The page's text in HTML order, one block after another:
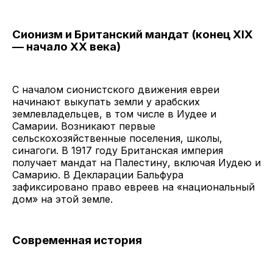
Сионизм и Британский мандат (конец XIX
— начало XX века)
С началом сионистского движения евреи
начинают выкупать земли у арабских
землевладельцев, в том числе в Иудее и
Самарии. Возникают первые
сельскохозяйственные поселения, школы,
синагоги. В 1917 году Британская империя
получает мандат на Палестину, включая Иудею и
Самарию. В Декларации Бальфура
зафиксировано право евреев на «национальный
дом» на этой земле.
Современная история